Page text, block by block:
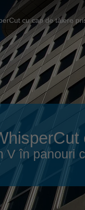
Britain
(日本)
Lietuva
cu cap de tăiere
V în panouri